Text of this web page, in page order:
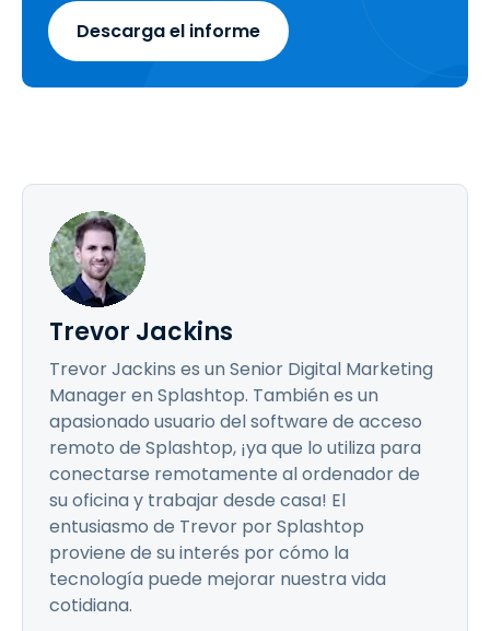
Descarga el informe
Trevor Jackins
Trevor Jackins es un Senior Digital Marketing
Manager en Splashtop. También es un
apasionado usuario del software de acceso
remoto de Splashtop, ¡ya que lo utiliza para
conectarse remotamente al ordenador de
su oficina y trabajar desde casa! El
entusiasmo de Trevor por Splashtop
proviene de su interés por cómo la
tecnología puede mejorar nuestra vida
cotidiana.